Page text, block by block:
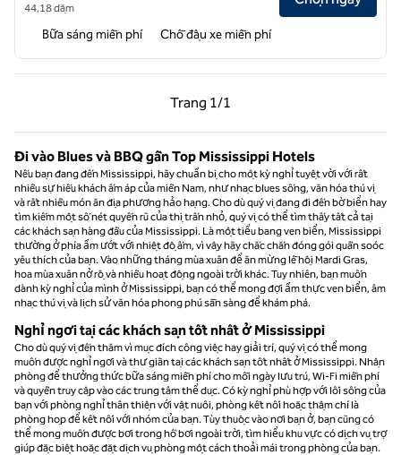
44,18 dặm
Bữa sáng miễn phí Chỗ đậu xe miễn phí
Trang 1/1
Trang trước, 1/1
Trang 1/1
Đi vào Blues và BBQ gần Top Mississippi Hotels
Nếu bạn đang đến Mississippi, hãy chuẩn bị cho một kỳ nghỉ tuyệt vời với rất
nhiều sự hiếu khách ấm áp của miền Nam, như nhạc blues sống, văn hóa thú vị
và rất nhiều món ăn địa phương hảo hạng. Cho dù quý vị đang đi đến bờ biển hay
tìm kiếm một số nét quyến rũ của thị trấn nhỏ, quý vị có thể tìm thấy tất cả tại
các khách sạn hàng đầu của Mississippi. Là một tiểu bang ven biển, Mississippi
thường ở phía ẩm ướt với nhiệt độ ấm, vì vậy hãy chắc chắn đóng gói quần soóc
yêu thích của bạn. Vào những tháng mùa xuân để ăn mừng lễ hội Mardi Gras,
hoa mùa xuân nở rộ và nhiều hoạt động ngoài trời khác. Tuy nhiên, bạn muốn
dành kỳ nghỉ của mình ở Mississippi, bạn có thể mong đợi ẩm thực ven biển, âm
nhạc thú vị và lịch sử văn hóa phong phú sẵn sàng để khám phá.
Nghỉ ngơi tại các khách sạn tốt nhất ở Mississippi
Cho dù quý vị đến thăm vì mục đích công việc hay giải trí, quý vị có thể mong
muốn được nghỉ ngơi và thư giãn tại các khách sạn tốt nhất ở Mississippi. Nhận
phòng để thưởng thức bữa sáng miễn phí cho mỗi ngày lưu trú, Wi-Fi miễn phí
và quyền truy cập vào các trung tâm thể dục. Có kỳ nghỉ phù hợp với lối sống của
bạn với phòng nghỉ thân thiện với vật nuôi, phòng kết nối hoặc thậm chí là
phòng họp để kết nối với nhóm của bạn. Tùy thuộc vào nơi bạn ở, bạn cũng có
thể mong muốn được bơi trong hồ bơi ngoài trời, tìm hiểu khu vực có dịch vụ trợ
giúp đặc biệt hoặc đặt dịch vụ phòng một cách thoải mái trong phòng của bạn.